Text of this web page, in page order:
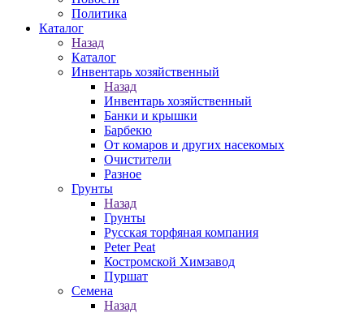
Политика
Каталог
Назад
Каталог
Инвентарь хозяйственный
Назад
Инвентарь хозяйственный
Банки и крышки
Барбекю
От комаров и других насекомых
Очистители
Разное
Грунты
Назад
Грунты
Русская торфяная компания
Peter Peat
Костромской Химзавод
Пуршат
Семена
Назад